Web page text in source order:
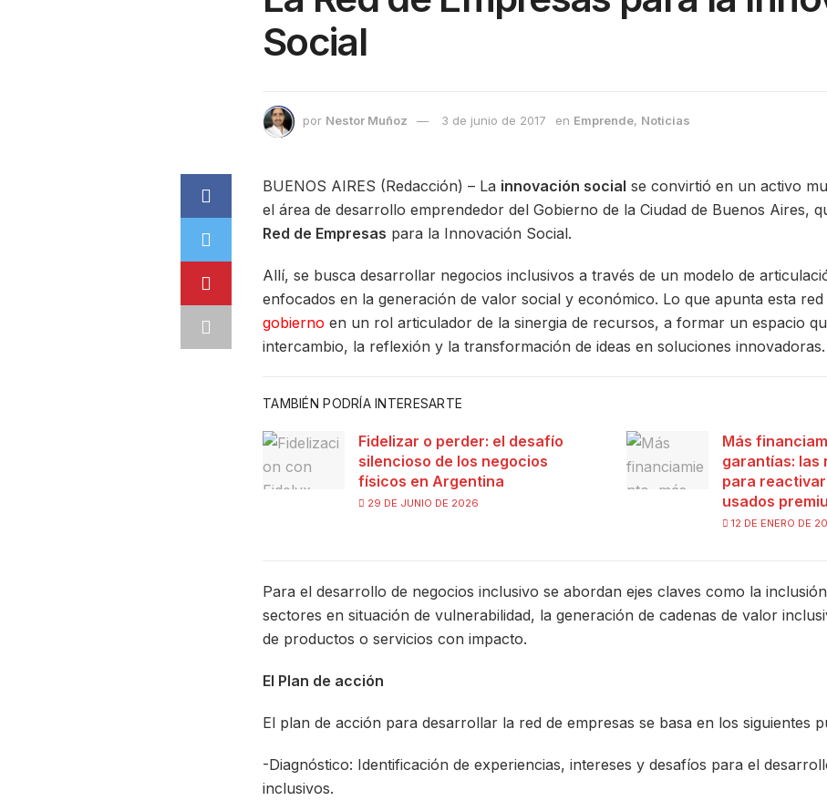
Social
por Nestor Muñoz 3 de junio de 2017 en Emprende, Noticias
BUENOS AIRES (Redacción) – La innovación social se convirtió en un activo
el área de desarrollo emprendedor del Gobierno de la Ciudad de Buenos Aires,
Red de Empresas para la Innovación Social.
Allí, se busca desarrollar negocios inclusivos a través de un modelo de
enfocados en la generación de valor social y económico. Lo que apunta esta
gobierno en un rol articulador de la sinergia de recursos, a formar un espacio
intercambio, la reflexión y la transformación de ideas en soluciones innovadoras.
TAMBIÉN PODRÍA INTERESARTE
Fidelizar o perder: el desafío
silencioso de los negocios
físicos en Argentina
29 DE JUNIO DE 2026
Más
garantías: las
para
usados
12 DE ENERO DE
Para el desarrollo de negocios inclusivo se abordan ejes claves como la
sectores en situación de vulnerabilidad, la generación de cadenas de valor
de productos o servicios con impacto.
El Plan de acción
El plan de acción para desarrollar la red de empresas se basa en los siguientes
-Diagnóstico: Identificación de experiencias, intereses y desafíos para el
inclusivos.